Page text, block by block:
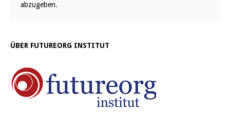
abzugeben.
ÜBER FUTUREORG INSTITUT